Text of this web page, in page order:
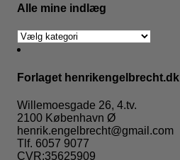
Alle mine indlæg
Alle
mine
Forlaget henrikengelbrecht.dk
Willemoesgade 26, 4.tv.
2100 København Ø
henrik.engelbrecht@gmail.com
Tlf. 6057 9077
CVR:35625909